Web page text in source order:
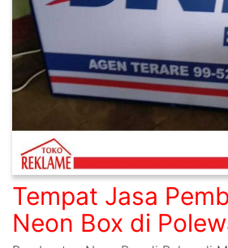
Tempat Jasa
Neon Box di